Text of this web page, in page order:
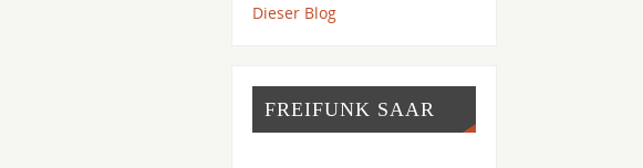
Dieser Blog
FREIFUNK SAAR